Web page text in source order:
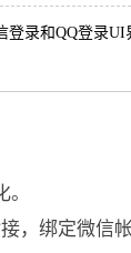
登录和QQ登录
，绑定微信